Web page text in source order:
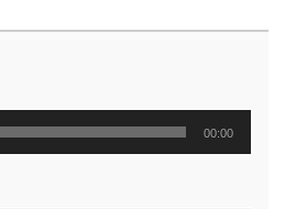
00:00